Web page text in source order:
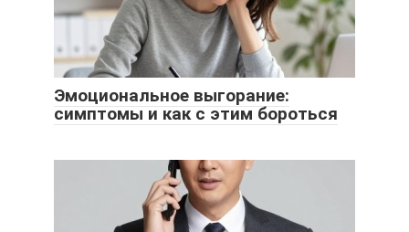
Эмоциональное выгорание:
симптомы и как с этим бороться